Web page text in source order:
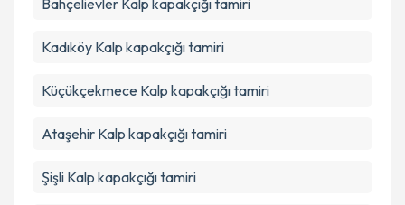
Bahçelievler Kalp kapakçığı tamiri
Kadıköy Kalp kapakçığı tamiri
Küçükçekmece Kalp kapakçığı tamiri
Ataşehir Kalp kapakçığı tamiri
Şişli Kalp kapakçığı tamiri